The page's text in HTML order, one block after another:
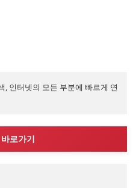
, 인터넷의 모든 부분에 빠르게 연
로가기